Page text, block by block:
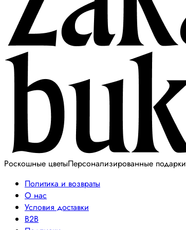
Роскошные цветыПерсонализированные подарки
Политика и возвраты
О нас
Условия доставки
B2B